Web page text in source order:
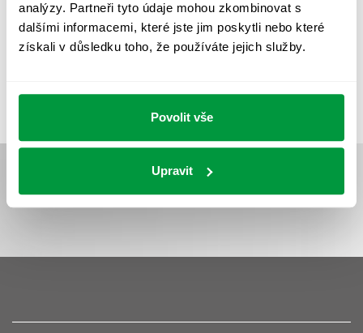
analýzy. Partneři tyto údaje mohou zkombinovat s
dalšími informacemi, které jste jim poskytli nebo které
získali v důsledku toho, že používáte jejich služby.
Povolit vše
Upravit
VÝPOČET OSVĚTLENÍ VÝPOČET ZASTÍNĚNÍ
VÝPOČTY A NÁVRHY ZASTÍNĚNÍ